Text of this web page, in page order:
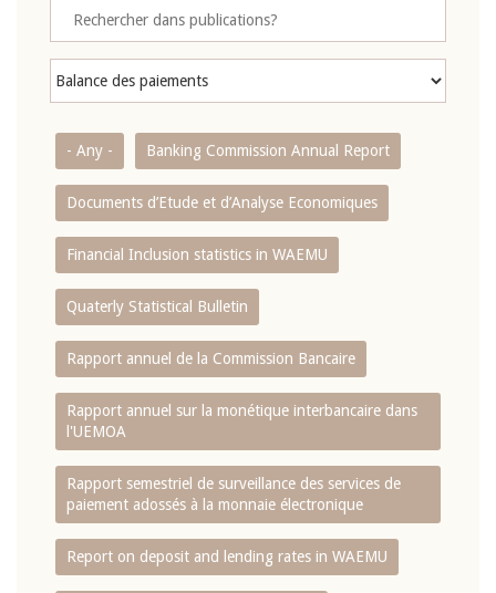
- Any - Banking Commission Annual Report
Documents d’Etude et d’Analyse Economiques
Financial Inclusion statistics in WAEMU
Quaterly Statistical Bulletin
Rapport annuel de la Commission Bancaire
Rapport annuel sur la monétique interbancaire dans
l'UEMOA
Rapport semestriel de surveillance des services de
paiement adossés à la monnaie électronique
Report on deposit and lending rates in WAEMU